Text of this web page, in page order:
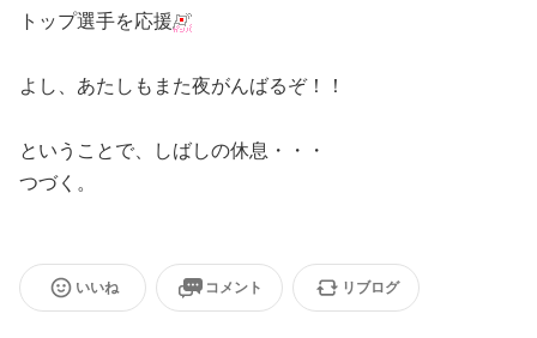
トップ選手を応援
よし、あたしもまた夜がんばるぞ！！
ということで、しばしの休息・・・
つづく。
いいね コメント リブログ